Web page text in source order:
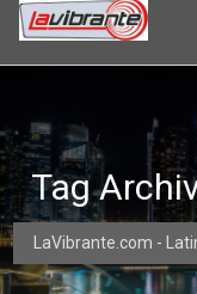
LaVibrante.com -
Tag